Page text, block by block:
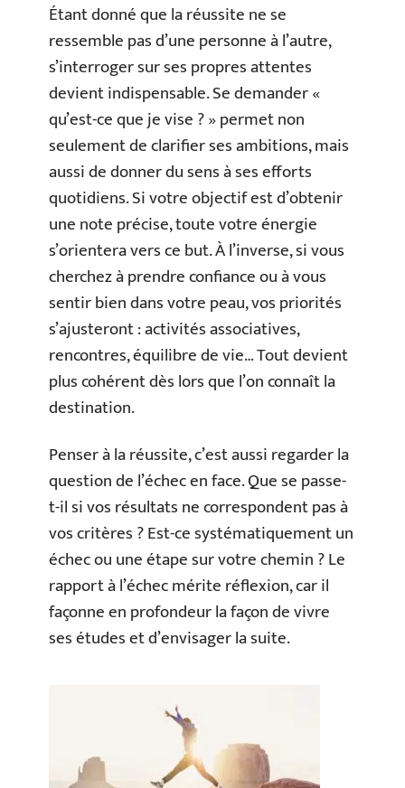
Étant donné que la réussite ne se
ressemble pas d’une personne à l’autre,
s’interroger sur ses propres attentes
devient indispensable. Se demander «
qu’est-ce que je vise ? » permet non
seulement de clarifier ses ambitions, mais
aussi de donner du sens à ses efforts
quotidiens. Si votre objectif est d’obtenir
une note précise, toute votre énergie
s’orientera vers ce but. À l’inverse, si vous
cherchez à prendre confiance ou à vous
sentir bien dans votre peau, vos priorités
s’ajusteront : activités associatives,
rencontres, équilibre de vie… Tout devient
plus cohérent dès lors que l’on connaît la
destination.
Penser à la réussite, c’est aussi regarder la
question de l’échec en face. Que se passe-
t-il si vos résultats ne correspondent pas à
vos critères ? Est-ce systématiquement un
échec ou une étape sur votre chemin ? Le
rapport à l’échec mérite réflexion, car il
façonne en profondeur la façon de vivre
ses études et d’envisager la suite.